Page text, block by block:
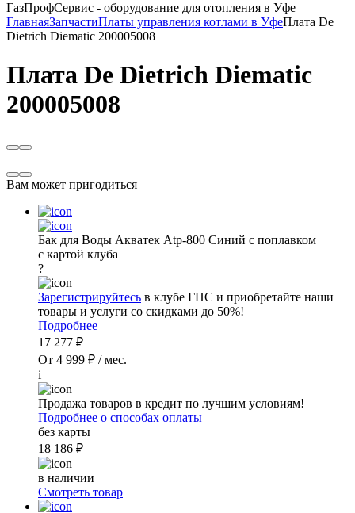
ГазПрофСервис - оборудование для отопления в Уфе
ГлавнаяЗапчастиПлаты управления котлами в УфеПлата De
Dietrich Diematic 200005008
Плата De Dietrich Diematic
200005008
Вам может пригодиться
Бак для Воды Акватек Atp-800 Синий с поплавком
с картой клуба
?
Зарегистрируйтесь в клубе ГПС и приобретайте наши
товары и услуги со скидками до 50%!
Подробнее
17 277 ₽
От 4 999 ₽ / мес.
i
Продажа товаров в кредит по лучшим условиям!
Подробнее о способах оплаты
без карты
18 186 ₽
в наличии
Смотреть товар